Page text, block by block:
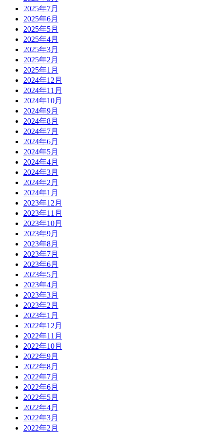
2025年7月
2025年6月
2025年5月
2025年4月
2025年3月
2025年2月
2025年1月
2024年12月
2024年11月
2024年10月
2024年9月
2024年8月
2024年7月
2024年6月
2024年5月
2024年4月
2024年3月
2024年2月
2024年1月
2023年12月
2023年11月
2023年10月
2023年9月
2023年8月
2023年7月
2023年6月
2023年5月
2023年4月
2023年3月
2023年2月
2023年1月
2022年12月
2022年11月
2022年10月
2022年9月
2022年8月
2022年7月
2022年6月
2022年5月
2022年4月
2022年3月
2022年2月